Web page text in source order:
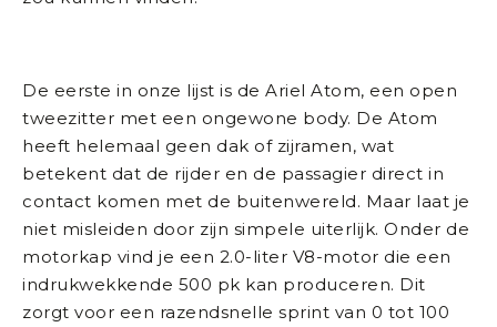
De eerste in onze lijst is de Ariel Atom, een open
tweezitter met een ongewone body. De Atom
heeft helemaal geen dak of zijramen, wat
betekent dat de rijder en de passagier direct in
contact komen met de buitenwereld. Maar laat je
niet misleiden door zijn simpele uiterlijk. Onder de
motorkap vind je een 2.0-liter V8-motor die een
indrukwekkende 500 pk kan produceren. Dit
zorgt voor een razendsnelle sprint van 0 tot 100